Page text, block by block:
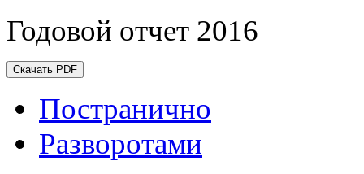
Годовой отчет 2016
Скачать PDF
Постранично
Разворотами